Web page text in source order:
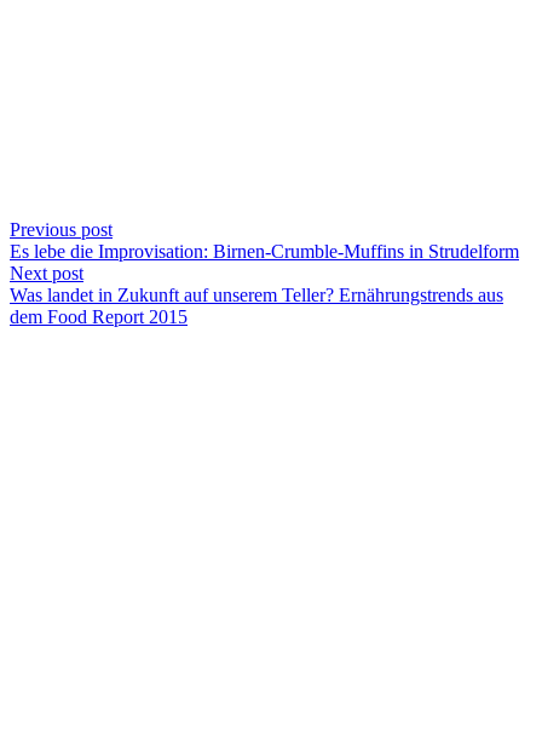
Previous post
Es lebe die Improvisation: Birnen-Crumble-Muffins in Strudelform
Next post
Was landet in Zukunft auf unserem Teller? Ernährungstrends aus
dem Food Report 2015